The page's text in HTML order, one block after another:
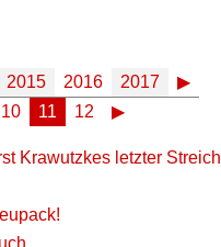
2015 2016 2017
▶
10 11 12 ▶
Krawutzkes letzter Streich